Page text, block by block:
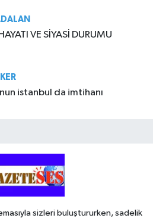
VE SİYASİ DURUMU
istanbul da imtihanı
sizleri buluştururken, sadelik